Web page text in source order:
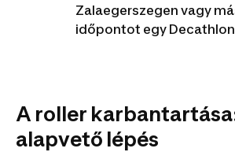
Zalaegerszegen vagy
időpontot egy
A roller
alapvető lépés